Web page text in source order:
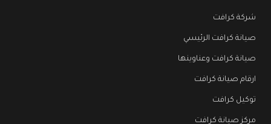
شركة كرافت
صيانة كرافت الرئيسي
صيانة كرافت وعناوينها
ارقام صيانة كرافت
توكيل كرافت
مركز صيانة كرافت